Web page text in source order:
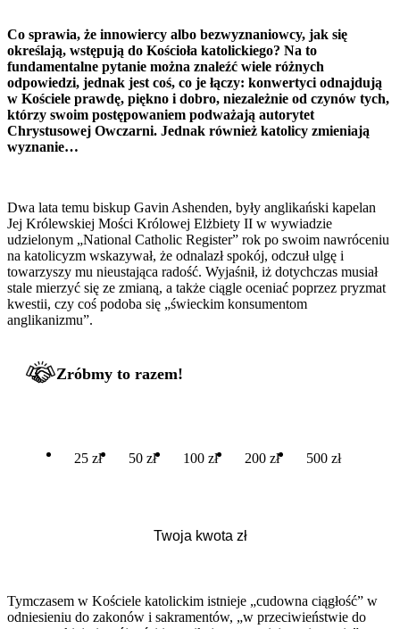
Co sprawia, że innowiercy albo bezwyznaniowcy, jak się
określają, wstępują do Kościoła katolickiego? Na to
fundamentalne pytanie można znaleźć wiele różnych
odpowiedzi, jednak jest coś, co je łączy: konwertyci odnajdują
w Kościele prawdę, piękno i dobro, niezależnie od czynów tych,
którzy swoim postępowaniem podważają autorytet
Chrystusowej Owczarni. Jednak również katolicy zmieniają
wyznanie…
Dwa lata temu biskup Gavin Ashenden, były anglikański kapelan
Jej Królewskiej Mości Królowej Elżbiety II w wywiadzie
udzielonym „National Catholic Register” rok po swoim nawróceniu
na katolicyzm wskazywał, że odnalazł spokój, odczuł ulgę i
towarzyszy mu nieustająca radość. Wyjaśnił, iż dotychczas musiał
stale mierzyć się ze zmianą, a także ciągle oceniać poprzez pryzmat
kwestii, czy coś podoba się „świeckim konsumentom
anglikanizmu”.
Zróbmy to razem!
25 zł 50 zł 100 zł 200 zł 500 zł
Tymczasem w Kościele katolickim istnieje „cudowna ciągłość” w
odniesieniu do zakonów i sakramentów, „w przeciwieństwie do